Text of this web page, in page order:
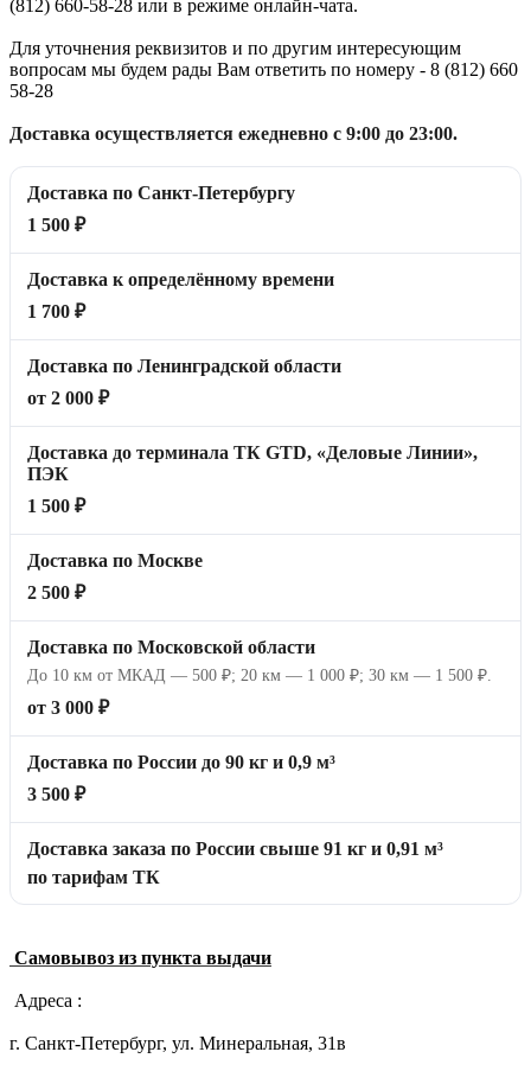
(812) 660-58-28 или в режиме онлайн-чата.
Для уточнения реквизитов и по другим интересующим
вопросам мы будем рады Вам ответить по номеру - 8 (812) 660
58-28
Доставка осуществляется ежедневно с 9:00 до 23:00.
Доставка по Санкт-Петербургу
1 500 ₽
Доставка к определённому времени
1 700 ₽
Доставка по Ленинградской области
от 2 000 ₽
Доставка до терминала ТК GTD, «Деловые Линии»,
ПЭК
1 500 ₽
Доставка по Москве
2 500 ₽
Доставка по Московской области
До 10 км от МКАД — 500 ₽; 20 км — 1 000 ₽; 30 км — 1 500 ₽.
от 3 000 ₽
Доставка по России до 90 кг и 0,9 м³
3 500 ₽
Доставка заказа по России свыше 91 кг и 0,91 м³
по тарифам ТК
Самовывоз из пункта выдачи
Адреса :
г. Санкт-Петербург, ул. Минеральная, 31в